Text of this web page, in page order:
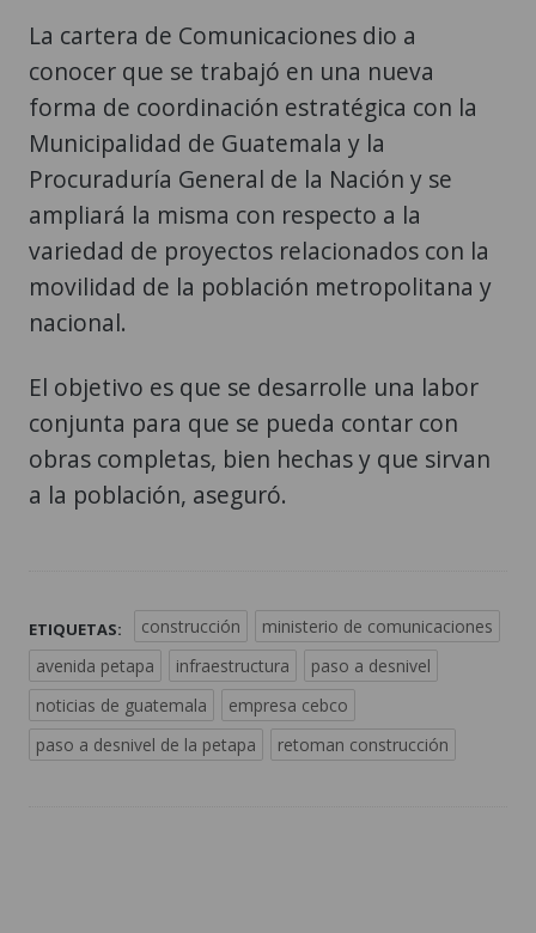
La cartera de Comunicaciones dio a
conocer que se trabajó en una nueva
forma de coordinación estratégica con la
Municipalidad de Guatemala y la
Procuraduría General de la Nación y se
ampliará la misma con respecto a la
variedad de proyectos relacionados con la
movilidad de la población metropolitana y
nacional.
El objetivo es que se desarrolle una labor
conjunta para que se pueda contar con
obras completas, bien hechas y que sirvan
a la población, aseguró.
ETIQUETAS: construcción
ministerio de comunicaciones
avenida petapa
infraestructura
paso a desnivel
noticias de guatemala
empresa cebco
paso a desnivel de la petapa
retoman construcción